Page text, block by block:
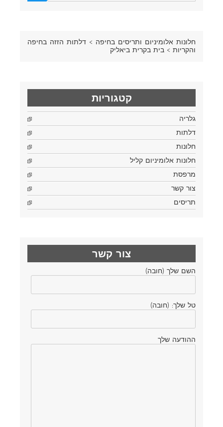
חלונות אלומיניום ותריסים בחיפה > דלתות הזזה בחיפה
והקריות > בית בקרית ביאליק
קטגוריות
גלריה
דלתות
חלונות
חלונות אלומיניום קליל
מרפסת
צור קשר
תריסים
צור קשר
השם שלך (חובה)
טל שלך: (חובה)
ההודעה שלך